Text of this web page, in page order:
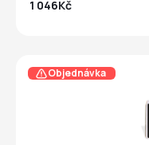
1 046Kč
Objednávka